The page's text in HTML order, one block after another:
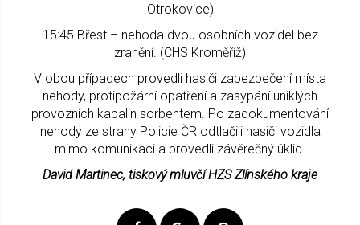
Otrokovice)
15:45 Břest – nehoda dvou osobních vozidel bez
zranění. (CHS Kroměříž)
V obou případech provedli hasiči zabezpečení místa
nehody, protipožární opatření a zasypání uniklých
provozních kapalin sorbentem. Po zadokumentování
nehody ze strany Policie ČR odtlačili hasiči vozidla
mimo komunikaci a provedli závěrečný úklid.
David Martinec, tiskový mluvčí HZS Zlínského kraje